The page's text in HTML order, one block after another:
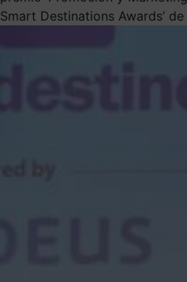
Smart Destinations Awards’ de